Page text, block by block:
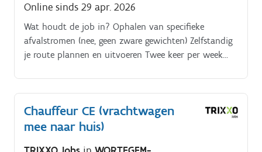
Online sinds 29 apr. 2026
Wat houdt de job in? Ophalen van specifieke
afvalstromen (nee, geen zware gewichten) Zelfstandig
je route plannen en uitvoeren Twee keer per week
vrachtwagen mag in de week en in het weekend mee
naar huis Je zal de expert zijn/worden in eigen regio
Vroege vogels welkom: Start je dag wanneer de stad
Chauffeur CE (vrachtwagen
mee naar huis)